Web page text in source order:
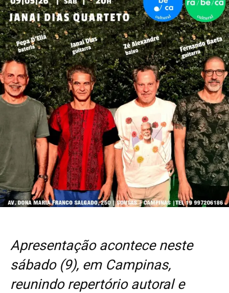
Apresentação acontece neste
sábado (9), em Campinas,
reunindo repertório autoral e